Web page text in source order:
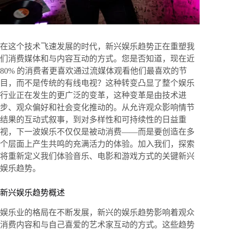
在这个技术飞速发展的时代，新兴娱乐趋势正在重塑我
们消费媒体和与内容互动的方式。您是否知道，现在近
80% 的消费者更喜欢通过流媒体观看他们最喜欢的节
目，而不是传统的有线电视？这种转变凸显了整个娱乐
行业正在发生的更广泛的变革，这种变革是由技术进
步、观众偏好和社会变化推动的。从允许观众影响情节
结果的互动式叙事，到对多样性和可持续性的日益重
视，下一波娱乐不仅仅是被动消费——而是要创造在多
个层面上产生共鸣的充满活力的体验。加入我们，探索
将重新定义我们体验音乐、电影和游戏方式的关键新兴
娱乐趋势。
新兴娱乐趋势概述
娱乐业的格局在不断发展，新兴的娱乐趋势影响着观众
消费内容和与自己喜爱的艺术家互动的方式。这些趋势